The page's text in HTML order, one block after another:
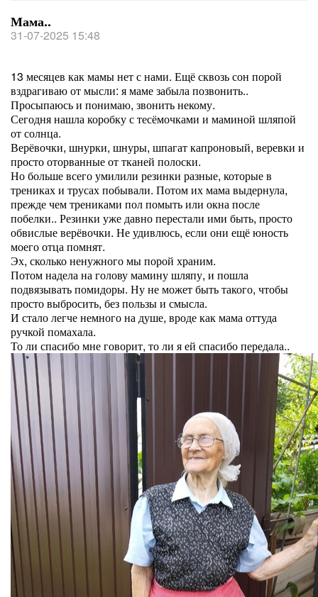
Мама..
31-07-2025 15:48
13 месяцев как мамы нет с нами. Ещё сквозь сон порой
вздрагиваю от мысли: я маме забыла позвонить..
Просыпаюсь и понимаю, звонить некому.
Сегодня нашла коробку с тесёмочками и маминой шляпой
от солнца.
Верёвочки, шнурки, шнуры, шпагат капроновый, веревки и
просто оторванные от тканей полоски.
Но больше всего умилили резинки разные, которые в
трениках и трусах побывали. Потом их мама выдернула,
прежде чем трениками пол помыть или окна после
побелки.. Резинки уже давно перестали ими быть, просто
обвислые верёвочки. Не удивлюсь, если они ещё юность
моего отца помнят.
Эх, сколько ненужного мы порой храним.
Потом надела на голову мамину шляпу, и пошла
подвязывать помидоры. Ну не может быть такого, чтобы
просто выбросить, без пользы и смысла.
И стало легче немного на душе, вроде как мама оттуда
ручкой помахала.
То ли спасибо мне говорит, то ли я ей спасибо передала..